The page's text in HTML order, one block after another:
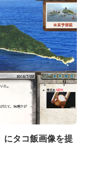
にタコ飯画像を提